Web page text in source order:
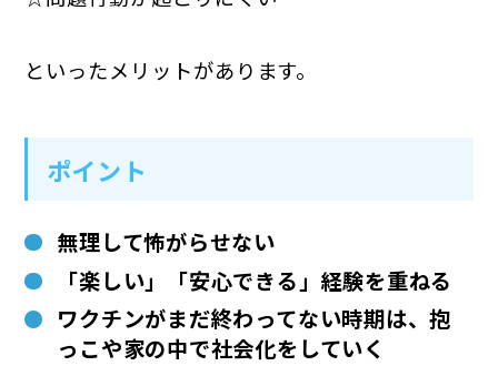
といったメリットがあります。
ポイント
無理して怖がらせない
「楽しい」「安心できる」経験を重ねる
ワクチンがまだ終わってない時期は、抱
っこや家の中で社会化をしていく